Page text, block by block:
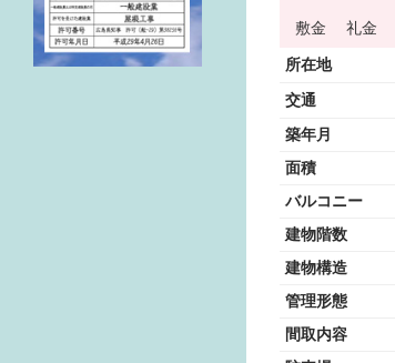
敷金 礼金
所在地
交通
築年月
面積
バルコニー
建物階数
建物構造
管理形態
間取内容